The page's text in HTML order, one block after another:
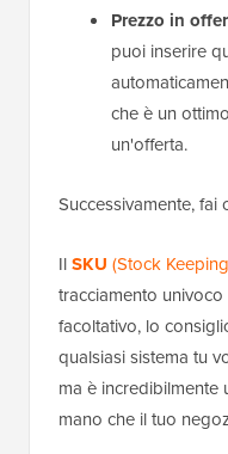
Prezzo in
puoi inserire
che è un
un'offerta.
Successivamente, fai
IlSKU (Stock
tracciamento
facoltativo, lo
qualsiasi sistema tu
ma è incredibilmente
mano che il tuo